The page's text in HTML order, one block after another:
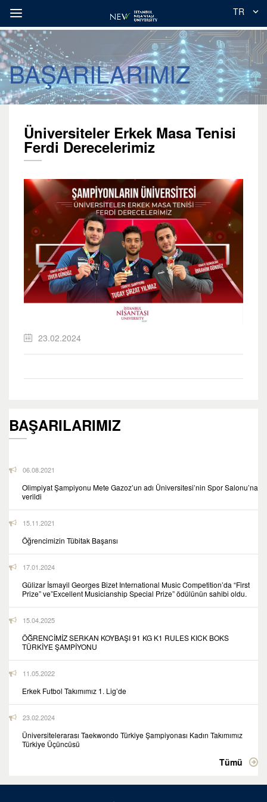
TR
BAŞARILARIMIZ
Üniversiteler Erkek Masa Tenisi
Ferdi Derecelerimiz
23.02.2024
BAŞARILARIMIZ
06.08.2021
Olimpiyat Şampiyonu Mete Gazoz’un adı Üniversitesi’nin Spor Salonu’na
verildi
15.11.2021
Öğrencimizin Tübitak Başarısı
17.01.2024
Gülizar İsmayil Georges Bizet International Music Competition’da “First
Prize” ve”Excellent Musicianship Special Prize” ödülünün sahibi oldu.
15.04.2025
ÖĞRENCİMİZ SERKAN KOYBAŞI 91 KG K1 RULES KICK BOKS
TÜRKİYE ŞAMPİYONU
11.05.2022
Erkek Futbol Takımımız 1. Lig’de
23.02.2024
Üniversitelerarası Taekwondo Türkiye Şampiyonası Kadın Takımımız
Türkiye Üçüncüsü
Tümü